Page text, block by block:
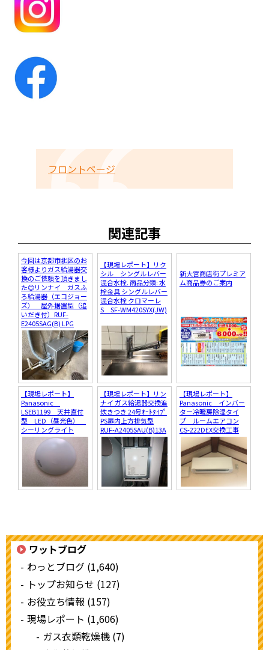
フロントページ
関連記事
今回は京都市北区のお
客様よりガス給湯器交
換のご依頼を頂きまし
た😊リンナイ ガスふ
ろ給湯器（エコジョー
ズ） 屋外据置型（追
いだき付）RUF-
E2405SAG(B) LPG
【現場レポート】リク
シル シングルレバー
混合水栓. 商品分類: 水
栓金具 シングルレバー
混合水栓 クロマーレ
S SF-WM420SYX(JW)
新大宮商店街プレミア
ム商品券のご案内
【現場レポート】
Panasonic
LSEB1199 天井直付
型 LED（昼光色）
シーリングライト
【現場レポート】リン
ナイ ガス給湯器交換追
炊きつき 24号ｵｰﾄﾀｲﾌﾟ
PS扉内上方排気型
RUF-A2405SAU(B)13A
【現場レポート】
Panasonic インバー
ター冷暖房除湿タイ
プ ルームエアコン
CS-222DEX交換工事
ワットブログ
わっとブログ (1,640)
トップお知らせ (127)
お役立ち情報 (157)
現場レポート (1,606)
ガス衣類乾燥機 (7)